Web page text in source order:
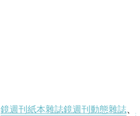
鏡週刊紙本雜誌鏡週刊動態雜誌、